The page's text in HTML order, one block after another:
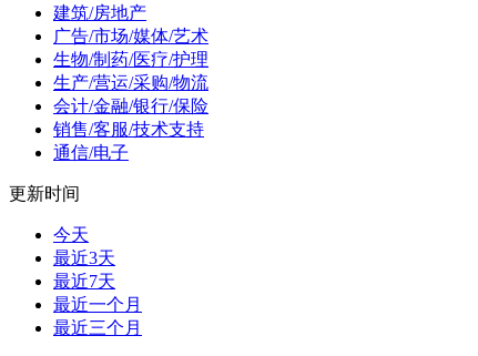
建筑/房地产
广告/市场/媒体/艺术
生物/制药/医疗/护理
生产/营运/采购/物流
会计/金融/银行/保险
销售/客服/技术支持
通信/电子
更新时间
今天
最近3天
最近7天
最近一个月
最近三个月